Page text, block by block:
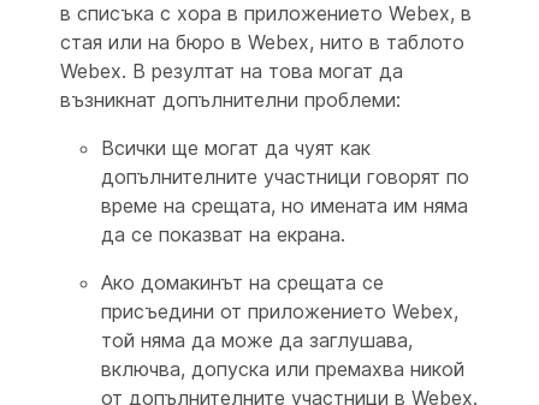
в списъка с хора в приложението Webex, в
стая или на бюро в Webex, нито в таблото
Webex. В резултат на това могат да
възникнат допълнителни проблеми:
Всички ще могат да чуят как
допълнителните участници говорят по
време на срещата, но имената им няма
да се показват на екрана.
Ако домакинът на срещата се
присъедини от приложението Webex,
той няма да може да заглушава,
включва, допуска или премахва никой
от допълнителните участници в Webex.